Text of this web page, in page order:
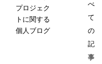
プロジェク
トに関する
個人ブログ
べ
て
の
記
事